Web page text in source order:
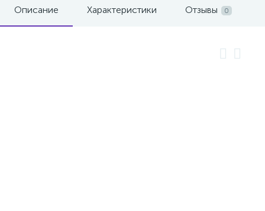
Описание Характеристики Отзывы 0